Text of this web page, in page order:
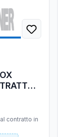
contratto in